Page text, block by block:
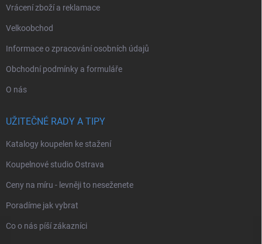
Vrácení zboží a reklamace
Velkoobchod
Informace o zpracování osobních údajů
Obchodní podmínky a formuláře
O nás
UŽITEČNÉ RADY A TIPY
Katalogy koupelen ke stažení
Koupelnové studio Ostrava
Ceny na míru - levněji to neseženete
Poradíme jak vybrat
Co o nás píší zákazníci